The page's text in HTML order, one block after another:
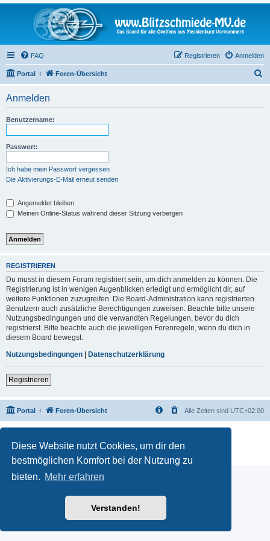
Diese Website nutzt Cookies, um dir den
bestmöglichen Komfort bei der Nutzung zu
bieten. Mehr erfahren
Verstanden!
FAQ Anmelden
Registrieren
Portal Foren-Übersicht
Anmelden
Benutzername:
Passwort:
Ich habe mein Passwort vergessen
Die Aktivierungs-E-Mail erneut senden
Angemeldet bleiben
Meinen Online-Status während dieser Sitzung verbergen
REGISTRIEREN
Du musst in diesem Forum registriert sein, um dich anmelden zu können. Die
Registrierung ist in wenigen Augenblicken erledigt und ermöglicht dir, auf
weitere Funktionen zuzugreifen. Die Board-Administration kann registrierten
Benutzern auch zusätzliche Berechtigungen zuweisen. Beachte bitte unsere
Nutzungsbedingungen und die verwandten Regelungen, bevor du dich
registrierst. Bitte beachte auch die jeweiligen Forenregeln, wenn du dich in
diesem Board bewegst.
Nutzungsbedingungen
Datenschutzerklärung
Registrieren
Portal Foren-Übersicht Alle Zeiten sind UTC+02:00
Deutsche Übersetzung durchphpBB.de